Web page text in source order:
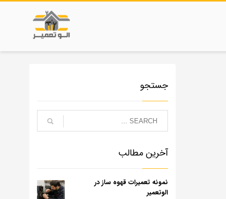
جستجو
آخرین مطالب
نمونه تعمیرات قهوه ساز در
الوتعمیر